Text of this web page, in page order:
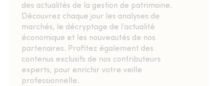
des actualités de la gestion de patrimoine.
Découvrez chaque jour les analyses de
marchés, le décryptage de l’actualité
économique et les nouveautés de nos
partenaires. Profitez également des
contenus exclusifs de nos contributeurs
experts, pour enrichir votre veille
professionnelle.